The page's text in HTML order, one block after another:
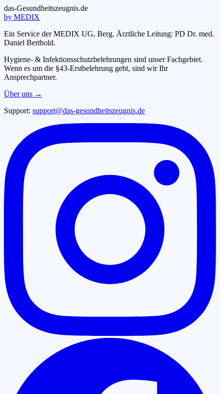
das-Gesundheitszeugnis.de
by MEDIX
Ein Service der MEDIX UG, Berg. Ärztliche Leitung: PD Dr. med.
Daniel Berthold.
Hygiene- & Infektionsschutzbelehrungen sind unser Fachgebiet.
Wenn es um die §43-Erstbelehrung geht, sind wir Ihr
Ansprechpartner.
Über uns →
Support: support@das-gesundheitszeugnis.de